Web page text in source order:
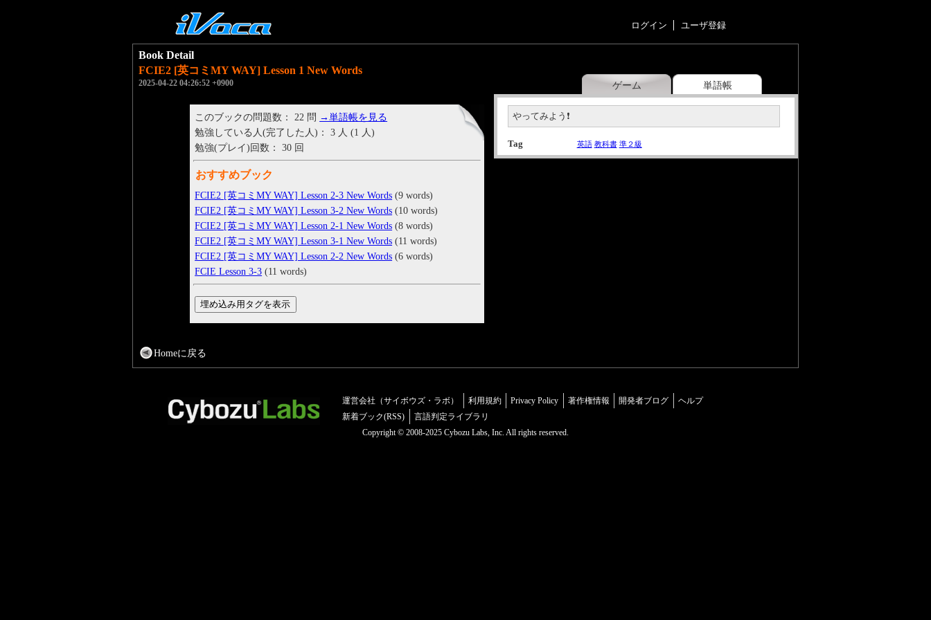
ログイン ユーザ登録
ゲーム 単語帳
Book Detail
FCIE2 [英コミMY WAY] Lesson 1 New Words
2025-04-22 04:26:52 +0900
やってみよう❗
Tag 英語 教科書 準２級
このブックの問題数： 22 問 →単語帳を見る
勉強している人(完了した人)： 3 人 (1 人)
勉強(プレイ)回数： 30 回
おすすめブック
FCIE2 [英コミMY WAY] Lesson 2-3 New Words (9 words)
FCIE2 [英コミMY WAY] Lesson 3-2 New Words (10 words)
FCIE2 [英コミMY WAY] Lesson 2-1 New Words (8 words)
FCIE2 [英コミMY WAY] Lesson 3-1 New Words (11 words)
FCIE2 [英コミMY WAY] Lesson 2-2 New Words (6 words)
FCIE Lesson 3-3 (11 words)
Homeに戻る
運営会社（サイボウズ・ラボ） 利用規約 Privacy Policy 著作権情報 開発者ブログ
ヘルプ
新着ブック(RSS)
言語判定ライブラリ
Copyright © 2008-2025 Cybozu Labs, Inc. All rights reserved.